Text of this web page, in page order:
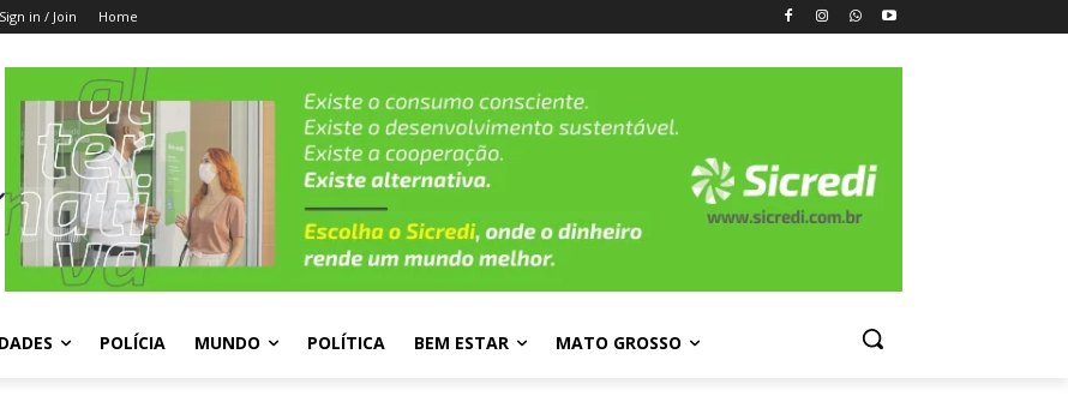
Sign in / Join Home
POLÍCIA MUNDO POLÍTICA BEM ESTAR MATO GROSSO